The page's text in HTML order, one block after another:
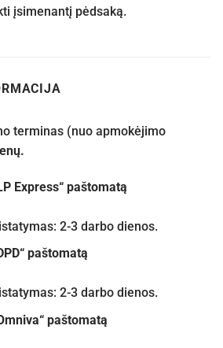
įsimenantį pėdsaką.
terminas (nuo apmokėjimo
Express“ paštomatą
2-3 darbo dienos.
paštomatą
2-3 darbo dienos.
paštomatą